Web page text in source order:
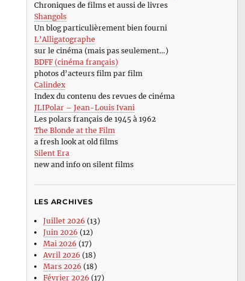
Chroniques de films et aussi de livres
Shangols
Un blog particulièrement bien fourni
L’Alligatographe
sur le cinéma (mais pas seulement…)
BDFF (cinéma français)
photos d’acteurs film par film
Calindex
Index du contenu des revues de cinéma
JLIPolar – Jean-Louis Ivani
Les polars français de 1945 à 1962
The Blonde at the Film
a fresh look at old films
Silent Era
new and info on silent films
LES ARCHIVES
Juillet 2026 (13)
Juin 2026 (12)
Mai 2026 (17)
Avril 2026 (18)
Mars 2026 (18)
Février 2026 (17)